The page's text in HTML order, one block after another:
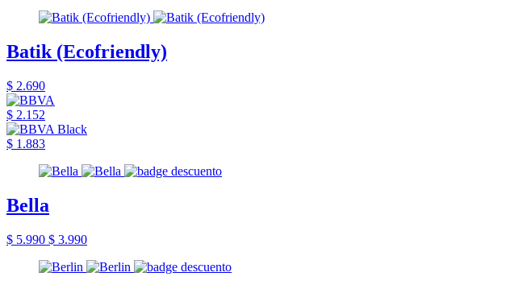
Batik (Ecofriendly)
$ 2.690
$ 2.152
$ 1.883
Bella
$ 5.990 $ 3.990